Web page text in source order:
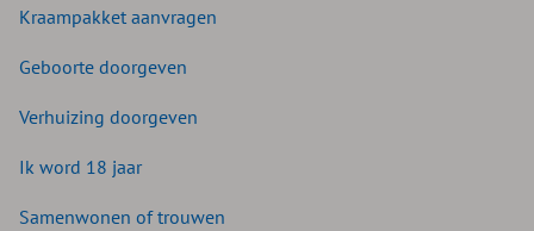
Kraampakket aanvragen
Geboorte doorgeven
Verhuizing doorgeven
Ik word 18 jaar
Samenwonen of trouwen